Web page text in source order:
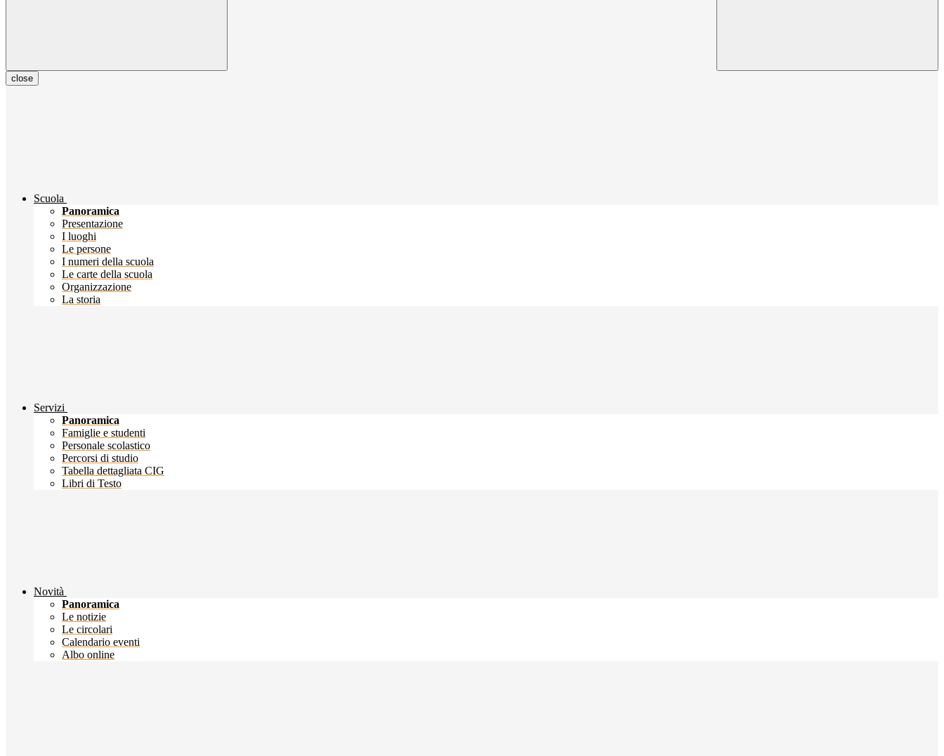
close
Scuola
Panoramica
Presentazione
I luoghi
Le persone
I numeri della scuola
Le carte della scuola
Organizzazione
La storia
Servizi
Panoramica
Famiglie e studenti
Personale scolastico
Percorsi di studio
Tabella dettagliata CIG
Libri di Testo
Novità
Panoramica
Le notizie
Le circolari
Calendario eventi
Albo online